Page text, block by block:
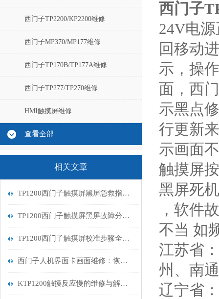
西门子TP2200/KP2200维修
西门子MP370/MP177维修
西门子TP170B/TP177A维修
西门子TP277/TP270维修
HMI触摸屏维修
查看全部
相关文章
TP1200西门子触摸屏黑屏急救指南：从排查到修复的完整流程
TP1200西门子触摸屏黑屏故障分析与维修指南
TP1200西门子触摸屏校准步骤全解析
西门子人机界面卡画面维修：恢复高效交互的关键步骤
KTP1200触摸反应慢的维修与解决方案
西门子
24V电
回移动
示，操
面，西
示黑点
行更新
示画面
触摸屏
黑屏死
，软件
不当 如
江苏省
州、南
辽宁省